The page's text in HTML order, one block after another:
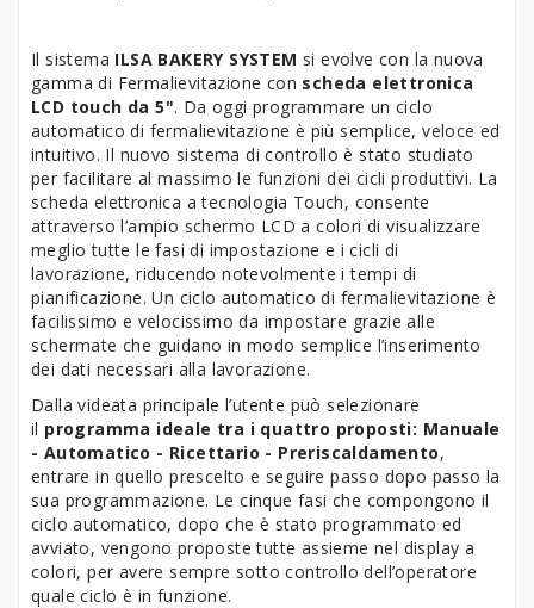
Il sistema ILSA BAKERY SYSTEM si evolve con la nuova
gamma di Fermalievitazione con scheda elettronica
LCD touch da 5". Da oggi programmare un ciclo
automatico di fermalievitazione è più semplice, veloce ed
intuitivo. Il nuovo sistema di controllo è stato studiato
per facilitare al massimo le funzioni dei cicli produttivi. La
scheda elettronica a tecnologia Touch, consente
attraverso l’ampio schermo LCD a colori di visualizzare
meglio tutte le fasi di impostazione e i cicli di
lavorazione, riducendo notevolmente i tempi di
pianificazione. Un ciclo automatico di fermalievitazione è
facilissimo e velocissimo da impostare grazie alle
schermate che guidano in modo semplice l’inserimento
dei dati necessari alla lavorazione.
Dalla videata principale l’utente può selezionare
il programma ideale tra i quattro proposti: Manuale
- Automatico - Ricettario - Preriscaldamento,
entrare in quello prescelto e seguire passo dopo passo la
sua programmazione. Le cinque fasi che compongono il
ciclo automatico, dopo che è stato programmato ed
avviato, vengono proposte tutte assieme nel display a
colori, per avere sempre sotto controllo dell’operatore
quale ciclo è in funzione.